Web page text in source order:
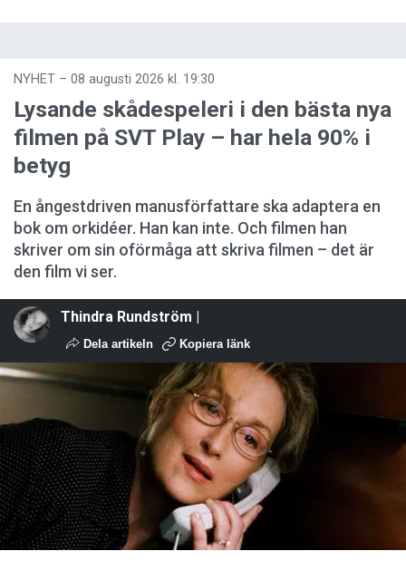
NYHET – 08 augusti 2026 kl. 19:30
Lysande skådespeleri i den bästa nya
filmen på SVT Play – har hela 90% i
betyg
En ångestdriven manusförfattare ska adaptera en
bok om orkidéer. Han kan inte. Och filmen han
skriver om sin oförmåga att skriva filmen – det är
den film vi ser.
Thindra Rundström |
Dela artikeln Kopiera länk